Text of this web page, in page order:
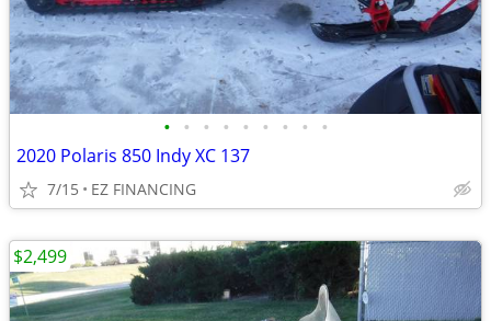
• • • • • • • • •
2020 Polaris 850 Indy XC 137
7/15 EZ FINANCING
$2,499